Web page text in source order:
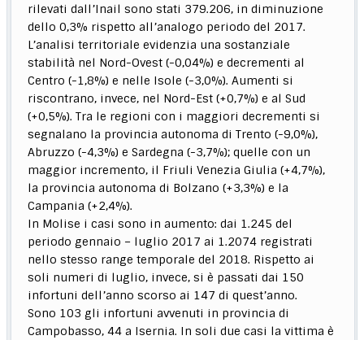
rilevati dall’Inail sono stati 379.206, in diminuzione
dello 0,3% rispetto all’analogo periodo del 2017.
L’analisi territoriale evidenzia una sostanziale
stabilità nel Nord-Ovest (-0,04%) e decrementi al
Centro (-1,8%) e nelle Isole (-3,0%). Aumenti si
riscontrano, invece, nel Nord-Est (+0,7%) e al Sud
(+0,5%). Tra le regioni con i maggiori decrementi si
segnalano la provincia autonoma di Trento (-9,0%),
Abruzzo (-4,3%) e Sardegna (-3,7%); quelle con un
maggior incremento, il Friuli Venezia Giulia (+4,7%),
la provincia autonoma di Bolzano (+3,3%) e la
Campania (+2,4%).
In Molise i casi sono in aumento: dai 1.245 del
periodo gennaio – luglio 2017 ai 1.2074 registrati
nello stesso range temporale del 2018. Rispetto ai
soli numeri di luglio, invece, si è passati dai 150
infortuni dell’anno scorso ai 147 di quest’anno.
Sono 103 gli infortuni avvenuti in provincia di
Campobasso, 44 a Isernia. In soli due casi la vittima è